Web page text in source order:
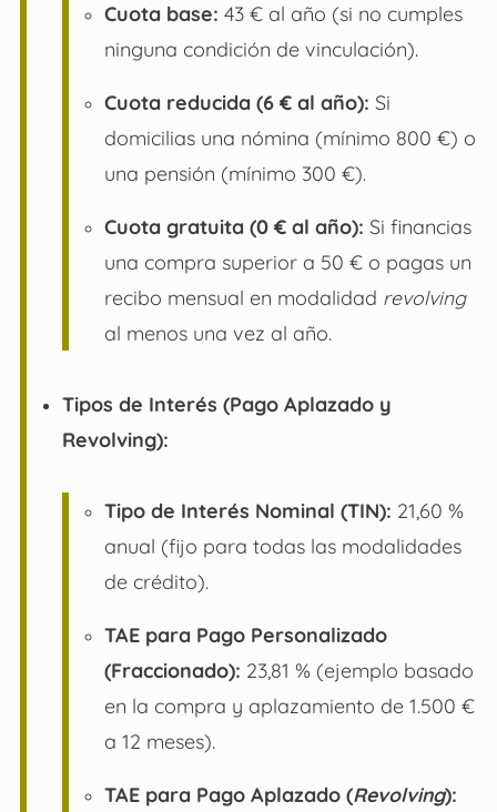
Cuota base: 43 € al año (si no cumples
ninguna condición de vinculación).
Cuota reducida (6 € al año): Si
domicilias una nómina (mínimo 800 €) o
una pensión (mínimo 300 €).
Cuota gratuita (0 € al año): Si financias
una compra superior a 50 € o pagas un
recibo mensual en modalidad revolving
al menos una vez al año.
Tipos de Interés (Pago Aplazado y
Revolving):
Tipo de Interés Nominal (TIN): 21,60 %
anual (fijo para todas las modalidades
de crédito).
TAE para Pago Personalizado
(Fraccionado): 23,81 % (ejemplo basado
en la compra y aplazamiento de 1.500 €
a 12 meses).
TAE para Pago Aplazado (Revolving):